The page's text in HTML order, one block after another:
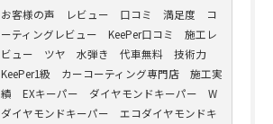
お客様の声 レビュー 口コミ 満足度 コ
ーティングレビュー KeePer口コミ 施工レ
ビュー ツヤ 水弾き 代車無料 技術力
KeePer1級 カーコーティング専門店 施工実
績 EXキーパー ダイヤモンドキーパー W
ダイヤモンドキーパー エコダイヤモンドキ